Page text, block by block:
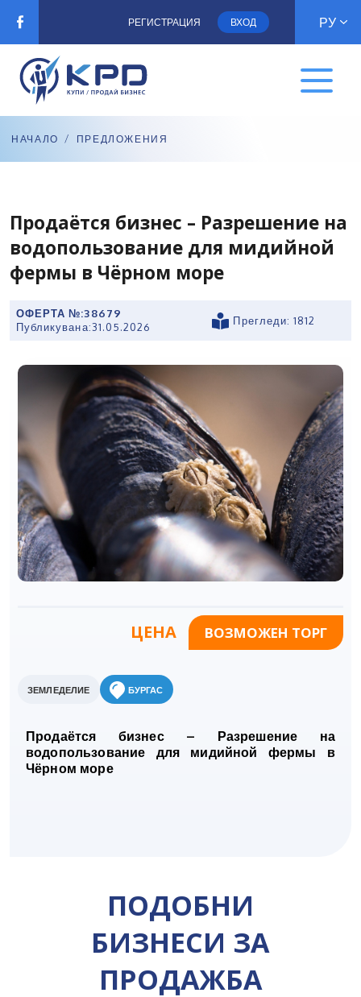
РЕГИСТРАЦИЯ ВХОД РУ
НАЧАЛО / ПРЕДЛОЖЕНИЯ
Продаётся бизнес – Разрешение на
водопользование для мидийной
фермы в Чёрном море
ОФЕРТА №:38679
Публикувана:31.05.2026
Прегледи: 1812
ЦЕНА ВОЗМОЖЕН ТОРГ
ЗЕМЛЕДЕЛИЕ БУРГАС
Продаётся бизнес – Разрешение на
водопользование для мидийной фермы в
Чёрном море
ПОДОБНИ
БИЗНЕСИ ЗА
ПРОДАЖБА